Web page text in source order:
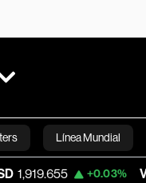
Línea Mundial
Bloomberg
+0.03% Visa 362.50